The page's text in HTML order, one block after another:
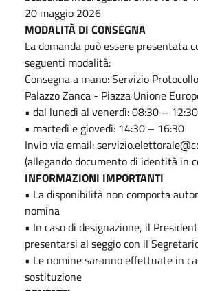
20 maggio 2026
MODALITÀ DI CONSEGNA
La domanda può essere presentata
seguenti modalità:
Consegna a mano: Servizio
Palazzo Zanca - Piazza Unione
• dal lunedì al venerdì: 08:30 – 12:30
• martedì e giovedì: 14:30 – 16:30
Invio via email:
(allegando documento di identità in
INFORMAZIONI IMPORTANTI
• La disponibilità non comporta
nomina
• In caso di designazione, il
presentarsi al seggio con il
• Le nomine saranno effettuate in
sostituzione